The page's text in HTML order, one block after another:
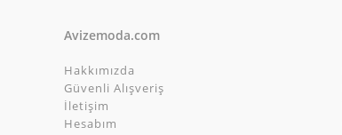
Avizemoda.com
Hakkımızda
Güvenli Alışveriş
İletişim
Hesabım